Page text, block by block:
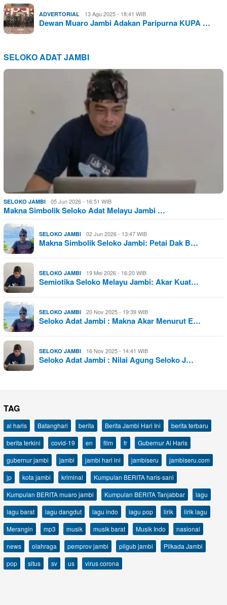
ADVERTORIAL 13 Agu 2025 - 18:41 WIB
Dewan Muaro Jambi Adakan Paripurna KUPA …
SELOKO ADAT JAMBI
SELOKO JAMBI 05 Jun 2026 - 16:51 WIB
Makna Simbolik Seloko Adat Melayu Jambi …
SELOKO JAMBI 02 Jun 2026 - 13:47 WIB
Makna Simbolik Seloko Jambi: Petai Dak B…
SELOKO JAMBI 19 Mei 2026 - 16:20 WIB
Semiotika Seloko Melayu Jambi: Akar Kuat…
SELOKO JAMBI 20 Nov 2025 - 19:39 WIB
Seloko Adat Jambi : Makna Akar Menurut E…
SELOKO JAMBI 16 Nov 2025 - 14:41 WIB
Seloko Adat Jambi : Nilai Agung Seloko J…
TAG
al haris Batanghari berita Berita Jambi Hari Ini
berita terbaru
berita terkini
covid-19 en film fr
Gubernur Al Haris
gubernur jambi
jambi jambi hari ini jambiseru
jambiseru.com
jp
kota jambi kriminal
Kumpulan BERITA haris-sani
Kumpulan BERITA muaro jambi
Kumpulan BERITA Tanjabbar
lagu
lagu barat
lagu dangdut lagu indo lagu pop lirik
lirik lagu
Merangin
mp3 musik musik barat Musik Indo
nasional
news
olahraga pemprov jambi pilgub jambi
Pilkada Jambi
pop
situs sv us virus corona